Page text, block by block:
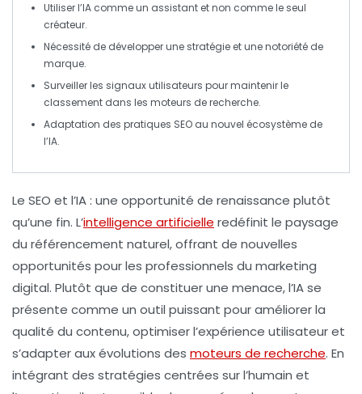
Utiliser l’IA comme un assistant et non comme le seul
créateur.
Nécessité de développer une stratégie et unenotoriété de
marque.
Surveiller les signaux utilisateurs pour maintenir le
classement dans les moteurs de recherche.
Adaptation des pratiques SEO au nouvel écosystème de
l’IA.
Le SEO et l’IA: une opportunité de renaissance plutôt
qu’une fin. L’intelligence artificielle redéfinit le paysage
du référencement naturel, offrant de nouvelles
opportunités pour les professionnels du marketing
digital. Plutôt que de constituer une menace, l’IA se
présente comme un outil puissant pour améliorer la
qualité du contenu, optimiser l’expérience utilisateur et
s’adapter auxévolutions des moteurs de recherche. En
intégrant des stratégies centrées sur l’humain et